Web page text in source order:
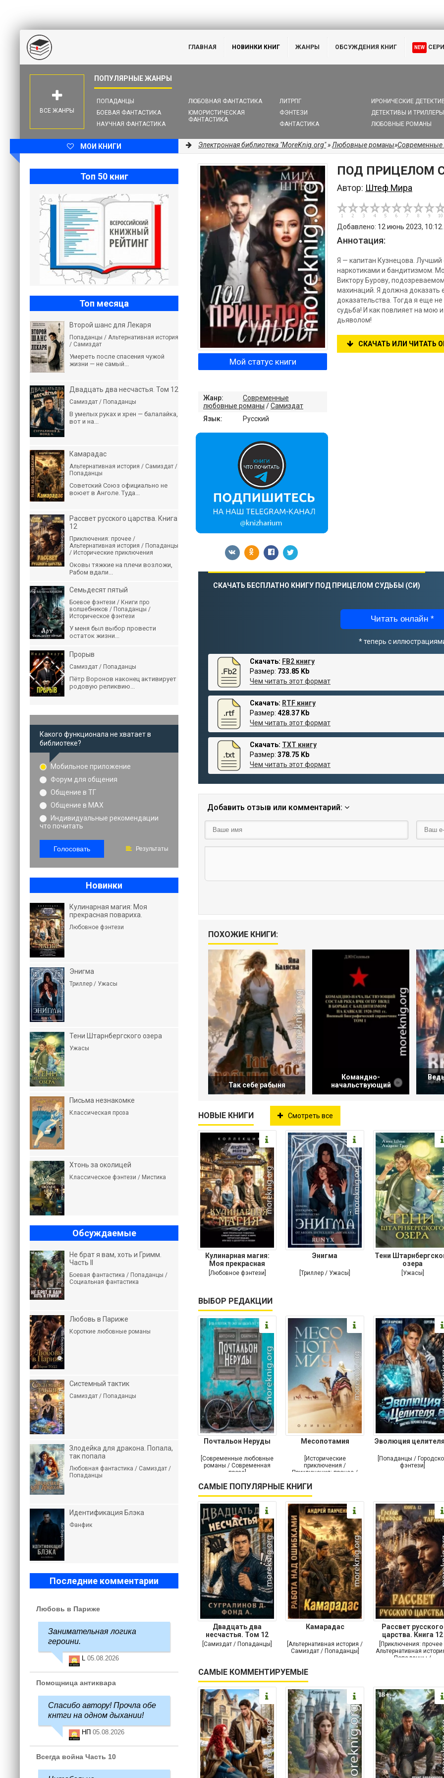
ГЛАВНАЯ НОВИНКИ КНИГ ЖАНРЫ ОБСУЖДЕНИЯ КНИГ NEW
ПОПАДАНЦЫ
БОЕВАЯ ФАНТАСТИКА
НАУЧНАЯ ФАНТАСТИКА
ЛЮБОВНАЯ ФАНТАСТИКА
ЮМОРИСТИЧЕСКАЯ
ФАНТАСТИКА
ЛИТРПГ
ФЭНТЕЗИ
ФАНТАСТИКА
ИРОНИЧЕСКИЕ
ДЕТЕКТИВЫ И ТРИЛЛЕРЫ
ЛЮБОВНЫЕ РОМАНЫ
ВСЕ ЖАНРЫ
МОИ КНИГИ Электронная библиотека "MoreKnig.org"»Любовные романы»
ПОД ПРИЦЕЛОМ
Автор: Штеф Мира
Добавлено: 12 июнь 2023,
Аннотация:
Я — капитан Кузнецова. Лучший
наркотиками и бандитизмом.
Виктору Бурову,
махинаций. Я должна доказать
доказательства. Тогда я еще
судьба! И как повлияет на мою
дьяволом!
СКАЧАТЬ ИЛИ ЧИТАТЬ
Мой статус книги
Жанр:
Современные
любовные романы /Самиздат
Язык:
Русский
СКАЧАТЬ БЕСПЛАТНО КНИГУ ПОД ПРИЦЕЛОМ СУДЬБЫ (СИ)
Читать онлайн *
* теперь с
Скачать: FB2 книгу
Размер: 733.85 Kb
Чем читать этот формат
Скачать: RTF книгу
Размер: 428.37 Kb
Чем читать этот формат
Скачать: TXT книгу
Размер: 378.75 Kb
Чем читать этот формат
Добавить отзыв или комментарий:
ПОХОЖИЕ КНИГИ:
Так себе рабыня
Командно-
начальствующий
НОВЫЕ КНИГИ Смотреть все
Кулинарная магия:
Моя прекрасная
повариха. Самый
[Любовное фэнтези]
Энигма
[Триллер / Ужасы]
Тени
озера
[Ужасы]
ВЫБОР РЕДАКЦИИ
Почтальон Неруды
[Современные любовные
романы / Современная
проза]
Месопотамия
[Исторические
приключения /
Приключения: прочее /
Историческая проза]
Эволюция
[Попаданцы /
фэнтези]
САМЫЕ ПОПУЛЯРНЫЕ КНИГИ
Двадцать два
несчастья. Том 12
[Самиздат / Попаданцы]
Камарадас
[Альтернативная история /
Самиздат / Попаданцы]
Рассвет русского
царства. Книга 12
[Приключения: прочее
Альтернативная
Попаданцы /
САМЫЕ КОММЕНТИРУЕМЫЕ
Топ 50 книг
Топ месяца
Второй шанс для Лекаря
Попаданцы / Альтернативная история
/ Самиздат
Умереть после спасения чужой
жизни — не самый...
Двадцать два несчастья. Том 12
Самиздат / Попаданцы
В умелых руках и хрен — балалайка,
вот и на...
Камарадас
Альтернативная история / Самиздат /
Попаданцы
Советский Союз официально не
воюет в Анголе. Туда...
Рассвет русского царства. Книга
12
Приключения: прочее /
Альтернативная история / Попаданцы
/ Исторические приключения
Оковы тяжкие на плечи возложи,
Рабом вдали...
Семьдесят пятый
Боевое фэнтези / Книги про
волшебников / Попаданцы /
Историческое фэнтези
У меня был выбор провести
остаток жизни...
Прорыв
Самиздат / Попаданцы
Пётр Воронов наконец активирует
родовую реликвию...
Какого функционала не хватает в
библиотеке?
Мобильное приложение
Форум для общения
Общение в ТГ
Общение в MAX
Индивидуальные рекомендации
что почитать
Голосовать Результаты
Новинки
Кулинарная магия: Моя
прекрасная повариха.
Любовное фэнтези
Энигма
Триллер / Ужасы
Тени Штарнбергского озера
Ужасы
Письма незнакомке
Классическая проза
Хтонь за околицей
Классическое фэнтези / Мистика
Обсуждаемые
Не брат я вам, хоть и Гримм.
Часть II
Боевая фантастика / Попаданцы /
Социальная фантастика
Любовь в Париже
Короткие любовные романы
Системный тактик
Самиздат / Попаданцы
Злодейка для дракона. Попала,
так попала
Любовная фантастика / Самиздат /
Попаданцы
Идентификация Блэка
Фанфик
Последние комментарии
Любовь в Париже
Занимательная логика
героини.
L 05.08.2026
Помощница антиквара
Спасибо автору! Прочла обе
кнтги на одном дыхании!
НП 05.08.2026
Всегда война Часть 10